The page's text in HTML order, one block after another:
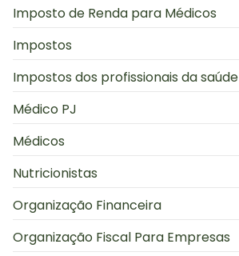
Imposto de Renda para Médicos
Impostos
Impostos dos profissionais da saúde
Médico PJ
Médicos
Nutricionistas
Organização Financeira
Organização Fiscal Para Empresas